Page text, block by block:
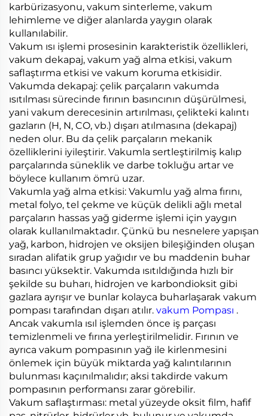
karbürizasyonu, vakum sinterleme, vakum
lehimleme ve diğer alanlarda yaygın olarak
kullanılabilir.
Vakum ısı işlemi prosesinin karakteristik özellikleri,
vakum dekapaj, vakum yağ alma etkisi, vakum
saflaştırma etkisi ve vakum koruma etkisidir.
Vakumda dekapaj: çelik parçaların vakumda
ısıtılması sürecinde fırının basıncının düşürülmesi,
yani vakum derecesinin artırılması, çelikteki kalıntı
gazların (H, N, CO, vb.) dışarı atılmasına (dekapaj)
neden olur. Bu da çelik parçaların mekanik
özelliklerini iyileştirir. Vakumla sertleştirilmiş kalıp
parçalarında süneklik ve darbe tokluğu artar ve
böylece kullanım ömrü uzar.
Vakumla yağ alma etkisi: Vakumlu yağ alma fırını,
metal folyo, tel çekme ve küçük delikli ağlı metal
parçaların hassas yağ giderme işlemi için yaygın
olarak kullanılmaktadır. Çünkü bu nesnelere yapışan
yağ, karbon, hidrojen ve oksijen bileşiğinden oluşan
sıradan alifatik grup yağıdır ve bu maddenin buhar
basıncı yüksektir. Vakumda ısıtıldığında hızlı bir
şekilde su buharı, hidrojen ve karbondioksit gibi
gazlara ayrışır ve bunlar kolayca buharlaşarak vakum
pompası tarafından dışarı atılır. vakum Pompası .
Ancak vakumla ısıl işlemden önce iş parçası
temizlenmeli ve fırına yerleştirilmelidir. Fırının ve
ayrıca vakum pompasının yağ ile kirlenmesini
önlemek için büyük miktarda yağ kalıntılarının
bulunması kaçınılmalıdır; aksi takdirde vakum
pompasının performansı zarar görebilir.
Vakum saflaştırması: metal yüzeyde oksit film, hafif